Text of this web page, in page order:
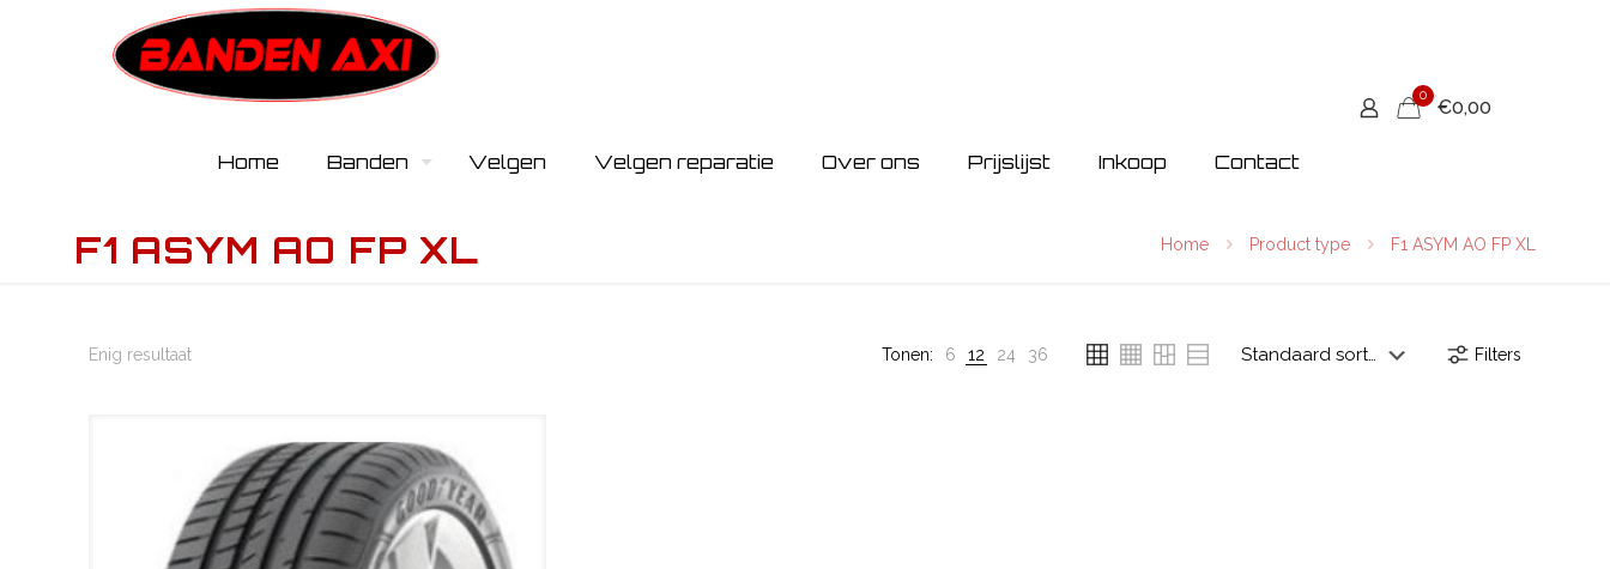
Home Banden Velgen Velgen reparatie Over ons Prijslijst Inkoop Contact
0
€0,00
F1 ASYM AO FP XL Home Product type F1 ASYM AO FP XL
Enig resultaat Tonen: 6 12 24 36 Filters